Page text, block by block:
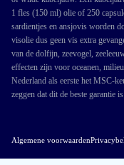
1 fles (150 ml) olie of 250
sardientjes en ansjovis worden
visolie dus geen vis extra
van de dolfijn, zeevogel,
effecten zijn voor oceanen,
Nederland als eerste het MSC-
zeggen dat dit de beste garantie
Algemene voorwaarden